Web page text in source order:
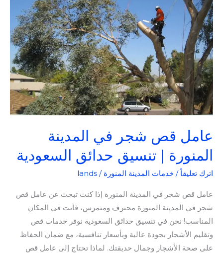
عامل قص شجر في المدينة
المنورة | تنسيق حدائق السعودية
اترك تعليقاً / خدمات المدينة المنورة /
lands
عامل قص شجر في المدينة المنورة إذا كنت تبحث عن عامل قص
شجر في المدينة المنورة محترف ومتمرس، فأنت في المكان
المناسب! نحن في تنسيق حدائق السعودية نوفر خدمات قص
وتقليم الأشجار بجودة عالية وبأسعار تنافسية، مع ضمان الحفاظ
على صحة الأشجار وجمال حديقتك. لماذا تحتاج إلى عامل قص
في
المدينة
المنورة
|
تنسيق
حدائق
السعودية